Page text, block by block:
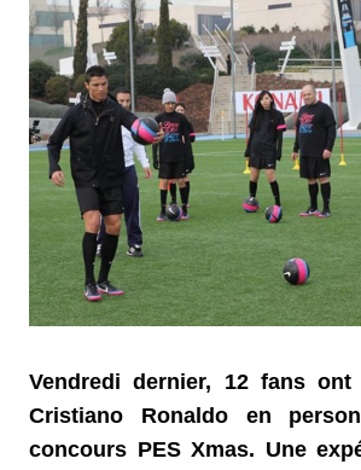
Vendredi dernier, 12 fans
Cristiano Ronaldo en
concours PES Xmas. Une